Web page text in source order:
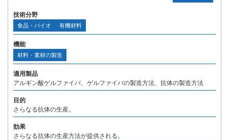
技術分野
食品・バイオ 有機材料
機能
材料・素材の製造
適用製品
アルギン酸ゲルファイバ、ゲルファイバの製造方法、抗体の製造方法
目的
さらなる抗体の生産。
効果
さらなる抗体の生産方法が提供される。